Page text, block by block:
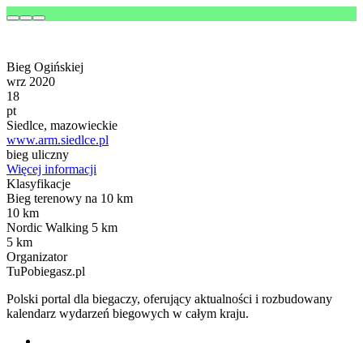
Bieg Ogińskiej
wrz 2020
18
pt
Siedlce, mazowieckie
www.arm.siedlce.pl
bieg uliczny
Więcej informacji
Klasyfikacje
Bieg terenowy na 10 km
10 km
Nordic Walking 5 km
5 km
Organizator
TuPobiegasz.pl
Polski portal dla biegaczy, oferujący aktualności i rozbudowany
kalendarz wydarzeń biegowych w całym kraju.